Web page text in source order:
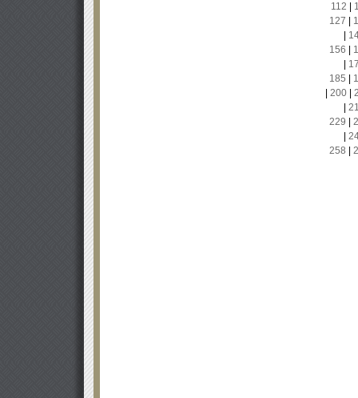
112
127
156
185
200|
229
258